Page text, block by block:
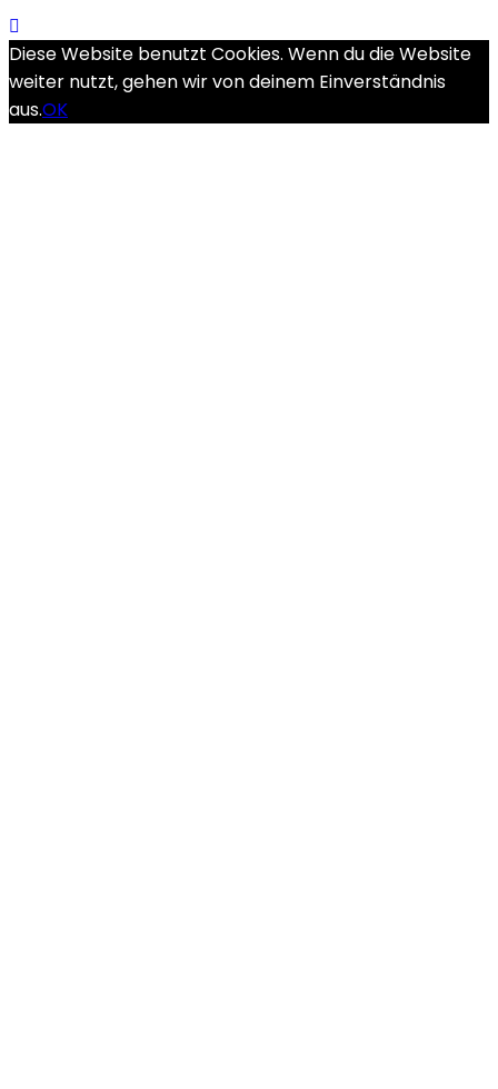
Diese Website benutzt Cookies. Wenn du die Website
weiter nutzt, gehen wir von deinem Einverständnis
aus.OK